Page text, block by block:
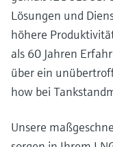
Lösungen und
höhere
als 60 Jahren
über ein
how bei
Unsere